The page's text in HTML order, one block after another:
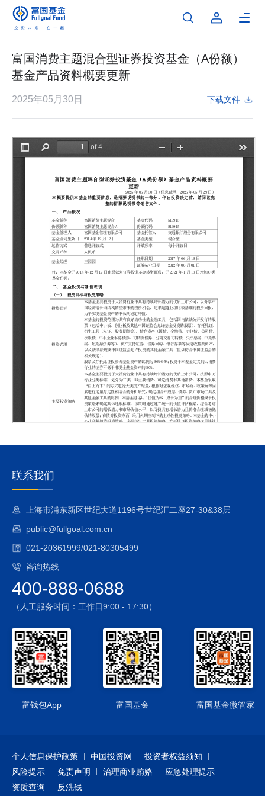
富国消费主题混合型证券投资基金（A份额）
基金产品资料概要更新
2025年05月30日 下载文件
联系我们
上海市浦东新区世纪大道1196号世纪汇二座27-30&38层
public@fullgoal.com.cn
021-20361999/021-80305499
咨询热线
400-888-0688
（人工服务时间：工作日9:00 - 17:30）
富钱包App 富国基金 富国基金微管家
个人信息保护政策 中国投资网
投资者权益须知
风险提示
免责声明 治理商业贿赂
应急处理提示
资质查询
反洗钱